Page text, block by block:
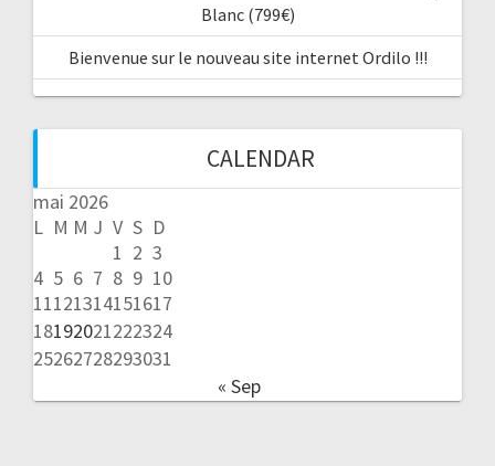
Blanc (799€)
Bienvenue sur le nouveau site internet Ordilo !!!
CALENDAR
mai 2026
L M M J V S D
1 2 3
4 5 6 7 8 9 10
11121314151617
18192021222324
25262728293031
« Sep